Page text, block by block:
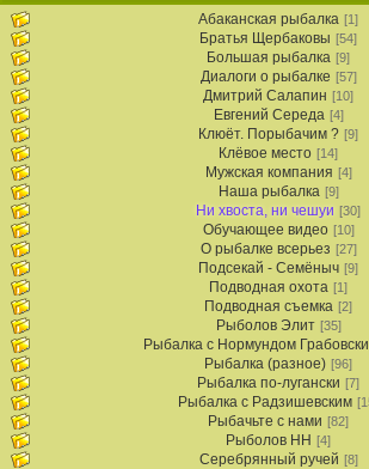
Абаканская рыбалка [1]
Братья Щербаковы [54]
Большая рыбалка [9]
Диалоги о рыбалке [57]
Дмитрий Салапин [10]
Евгений Середа [4]
Клюёт. Порыбачим ? [9]
Клёвое место [14]
Мужская компания [4]
Наша рыбалка [9]
Ни хвоста, ни чешуи [30]
Обучающее видео [10]
О рыбалке всерьез [27]
Подсекай - Семёныч [9]
Подводная охота [1]
Подводная съемка [2]
Рыболов Элит [35]
Рыбалка с Нормундом
Рыбалка (разное) [96]
Рыбалка по-лугански [7]
Рыбалка с Радзишевским
Рыбачьте с нами [82]
Рыболов НН [4]
Серебрянный ручей [8]